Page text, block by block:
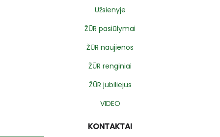
Užsienyje
ŽŪR pasiūlymai
ŽŪR naujienos
ŽŪR renginiai
ŽŪR jubiliejus
VIDEO
KONTAKTAI